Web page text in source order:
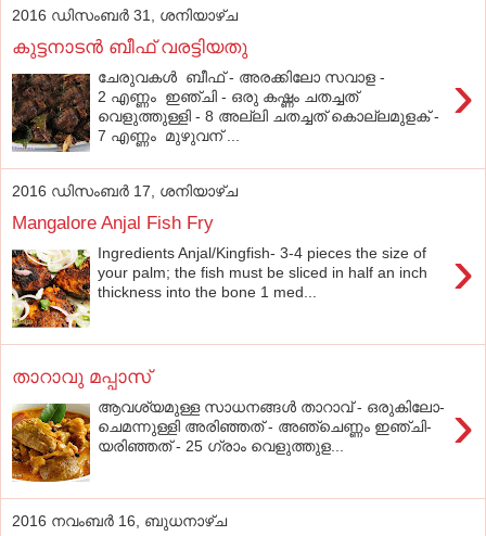
2016 ഡിസംബർ 31, ശനിയാഴ്‌ച
കുട്ടനാടൻ ബീഫ് വരട്ടിയതു
›
ചേരുവകൾ ബീഫ് - അരക്കിലോ സവാള -
2 എണ്ണം ഇഞ്ചി - ഒരു കഷ്ണം ചതച്ചത്
വെളുത്തുള്ളി - 8 അല്ലി ചതച്ചത് കൊല്ലമുളക് -
7 എണ്ണം മുഴുവന് ...
2016 ഡിസംബർ 17, ശനിയാഴ്‌ച
Mangalore Anjal Fish Fry
›
Ingredients Anjal/Kingfish- 3-4 pieces the size of
your palm; the fish must be sliced in half an inch
thickness into the bone 1 med...
താറാവു മപ്പാസ്‌
›
ആവശ്യമുള്ള സാധനങ്ങള്‍ താ­റാ­വ്‌ - ഒരു­കി­ലോ­
ചെ­മ­ന്നു­ള്ളി അരി­ഞ്ഞ­ത്‌ - അഞ്ചെ­ണ്ണം­ ഇ­ഞ്ചി­
യ­രി­ഞ്ഞ­ത്‌ - 25 ഗ്രാം­ വെ­ളു­ത്തു­ള...
2016 നവംബർ 16, ബുധനാഴ്‌ച